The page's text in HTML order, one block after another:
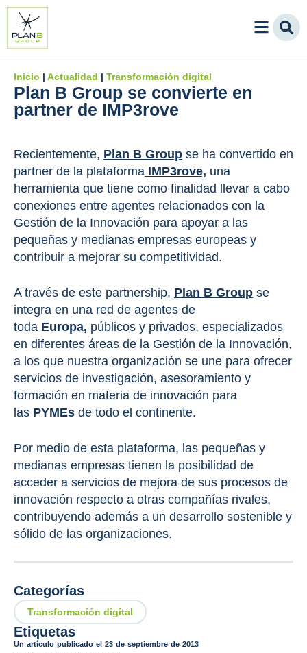
Inicio | Actualidad | Transformación digital
Plan B Group se convierte en
partner de IMP3rove
Recientemente, Plan B Group se ha convertido en
partner de la plataforma IMP3rove, una
herramienta que tiene como finalidad llevar a cabo
conexiones entre agentes relacionados con la
Gestión de la Innovación para apoyar a las
pequeñas y medianas empresas europeas y
contribuir a mejorar su competitividad.
A través de este partnership, Plan B Group se
integra en una red de agentes de
toda Europa, públicos y privados, especializados
en diferentes áreas de la Gestión de la Innovación,
a los que nuestra organización se une para ofrecer
servicios de investigación, asesoramiento y
formación en materia de innovación para
las PYMEs de todo el continente.
Por medio de esta plataforma, las pequeñas y
medianas empresas tienen la posibilidad de
acceder a servicios de mejora de sus procesos de
innovación respecto a otras compañías rivales,
contribuyendo además a un desarrollo sostenible y
sólido de las organizaciones.
Categorías
Transformación digital
Etiquetas
Un artículo publicado el 23 de septiembre de 2013